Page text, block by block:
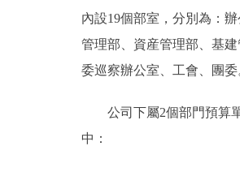
內設19個部室，分別為：
管理部、資産管理部、基
委巡察辦公室、工會、團委
公司下屬2個部門預算單
中：